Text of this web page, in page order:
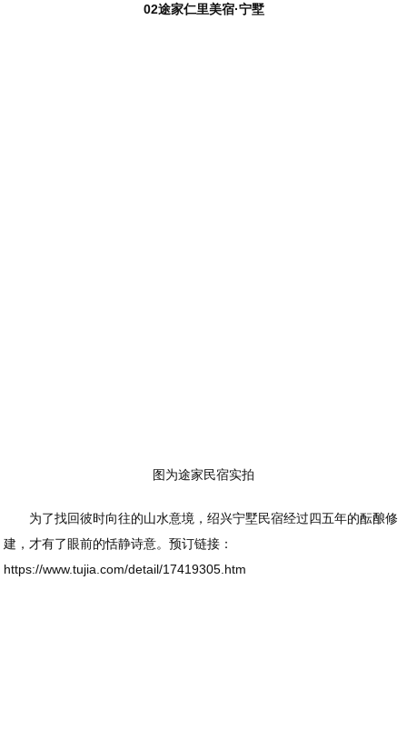
02途家仁里美宿·宁墅
图为途家民宿实拍
为了找回彼时向往的山水意境，绍兴宁墅民宿经过四五年的酝酿修
建，才有了眼前的恬静诗意。预订链接：
https://www.tujia.com/detail/17419305.htm